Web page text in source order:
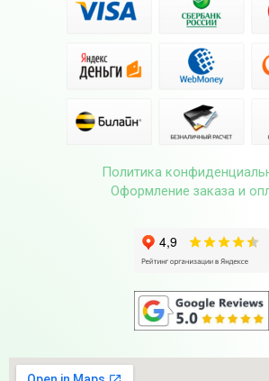
Политика
Оформление заказа и